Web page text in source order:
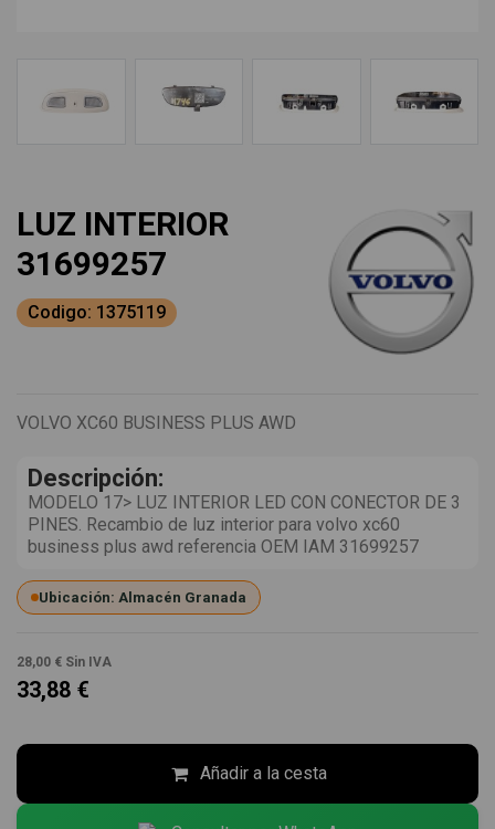
LUZ INTERIOR
31699257
Codigo: 1375119
VOLVO XC60 BUSINESS PLUS AWD
Descripción:
MODELO 17> LUZ INTERIOR LED CON CONECTOR DE 3
PINES. Recambio de luz interior para volvo xc60
business plus awd referencia OEM IAM 31699257
Ubicación: Almacén Granada
28,00 € Sin IVA
33,88 €
Añadir a la cesta